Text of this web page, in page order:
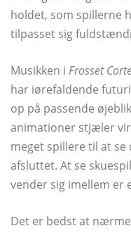
holdet, som spillerne
tilpasset sig
Musikken i Frosset
har iørefaldende
op på passende
animationer stjæler
meget spillere til at
afsluttet. At se
vender sig imellem er
Det er bedst at